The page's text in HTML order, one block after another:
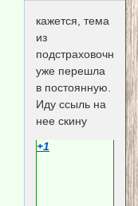
кажется, тема
из
подстраховочной
уже перешла
в постоянную.
Иду ссыль на
нее скину
+1